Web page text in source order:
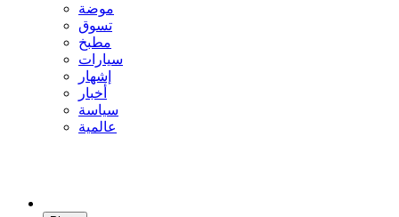
موضة
تسوق
مطبخ
سيارات
إشهار
أخبار
سياسة
عالمية